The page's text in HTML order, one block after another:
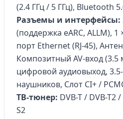
(2.4 ГГц / 5 ГГц), Bluetooth
Разъемы и интерфейсы:
(поддержка eARC, ALLM), 1
порт Ethernet (RJ-45),
Композитный AV-вход
цифровой аудиовыход,
наушников, Слот CI+ /
ТВ-тюнер: DVB-T / DVB-T2
S2